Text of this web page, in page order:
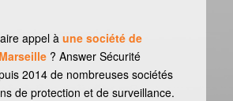
appel à une société de
? Answer Sécurité
2014 de nombreuses sociétés
de protection et de surveillance.